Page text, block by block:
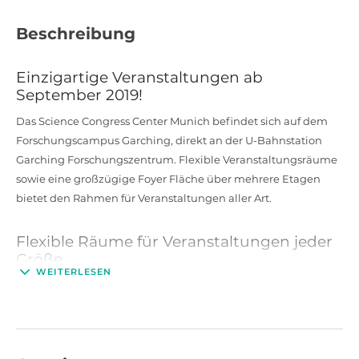
Beschreibung
Einzigartige Veranstaltungen ab
September 2019!
Das Science Congress Center Munich befindet sich auf dem
Forschungscampus Garching, direkt an der U-Bahnstation
Garching Forschungszentrum. Flexible Veranstaltungsräume
sowie eine großzügige Foyer Fläche über mehrere Etagen
bietet den Rahmen für Veranstaltungen aller Art.
Flexible Räume für Veranstaltungen jeder
Größe
WEITERLESEN